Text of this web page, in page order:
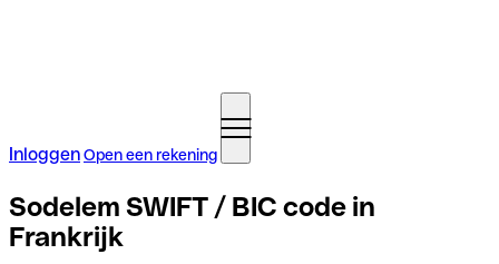
InloggenOpen een rekening
Sodelem SWIFT / BIC code in
Frankrijk